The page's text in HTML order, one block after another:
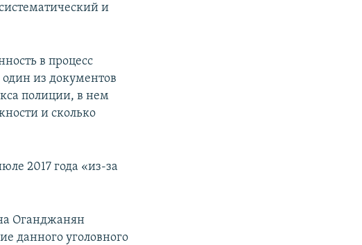
и
в процесс
один из документов
полиции, в нем
и сколько
2017 года «из-за
Оганджанян
данного уголовного